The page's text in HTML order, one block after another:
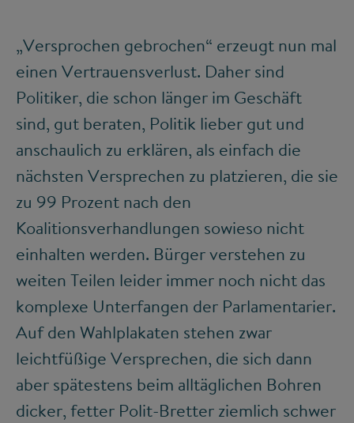
„Versprochen gebrochen“ erzeugt nun mal
einen Vertrauensverlust. Daher sind
Politiker, die schon länger im Geschäft
sind, gut beraten, Politik lieber gut und
anschaulich zu erklären, als einfach die
nächsten Versprechen zu platzieren, die sie
zu 99 Prozent nach den
Koalitionsverhandlungen sowieso nicht
einhalten werden. Bürger verstehen zu
weiten Teilen leider immer noch nicht das
komplexe Unterfangen der Parlamentarier.
Auf den Wahlplakaten stehen zwar
leichtfüßige Versprechen, die sich dann
aber spätestens beim alltäglichen Bohren
dicker, fetter Polit-Bretter ziemlich schwer